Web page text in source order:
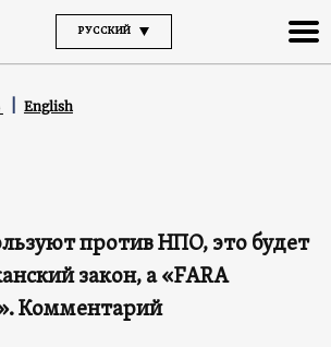
РУССКИЙ
English
против НПО, это будет
закон, а «FARA
Комментарий